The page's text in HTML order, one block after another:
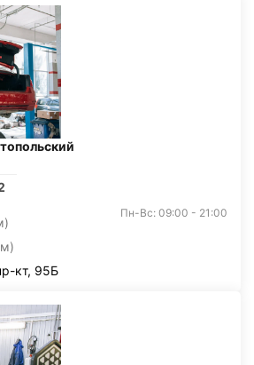
Пн-Вс: 09:00 - 21:00
кт, 95Б